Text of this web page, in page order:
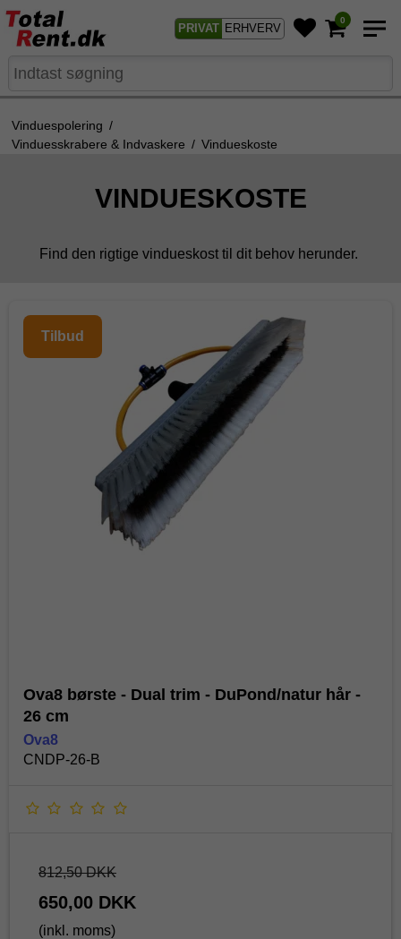
PRIVAT ERHVERV
0
Vinduespolering /
Vinduesskrabere & Indvaskere / Vindueskoste
VINDUESKOSTE
Find den rigtige vindueskost til dit behov herunder.
Tilbud
Ova8 børste - Dual trim - DuPond/natur hår -
26 cm
Ova8
CNDP-26-B
812,50 DKK
650,00 DKK
(inkl. moms)